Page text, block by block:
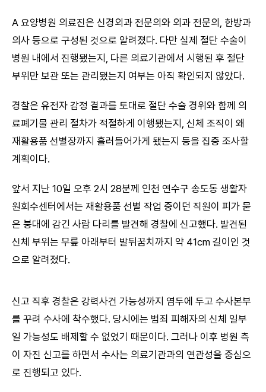
A 요양병원 의료진은 신경외과 전문의와 외과 전문의, 한방과
의사 등으로 구성된 것으로 알려졌다. 다만 실제 절단 수술이
병원 내에서 진행됐는지, 다른 의료기관에서 시행된 후 절단
부위만 보관 또는 관리됐는지 여부는 아직 확인되지 않았다.
경찰은 유전자 감정 결과를 토대로 절단 수술 경위와 함께 의
료폐기물 관리 절차가 적절하게 이행됐는지, 신체 조직이 왜
재활용품 선별장까지 흘러들어가게 됐는지 등을 집중 조사할
계획이다.
앞서 지난 10일 오후 2시 28분께 인천 연수구 송도동 생활자
원회수센터에서는 재활용품 선별 작업 중이던 직원이 피가 묻
은 붕대에 감긴 사람 다리를 발견해 경찰에 신고했다. 발견된
신체 부위는 무릎 아래부터 발뒤꿈치까지 약 41cm 길이인 것
으로 알려졌다.
신고 직후 경찰은 강력사건 가능성까지 염두에 두고 수사본부
를 꾸려 수사에 착수했다. 당시에는 범죄 피해자의 신체 일부
일 가능성도 배제할 수 없었기 때문이다. 그러나 이후 병원 측
이 자진 신고를 하면서 수사는 의료기관과의 연관성을 중심으
로 진행되고 있다.